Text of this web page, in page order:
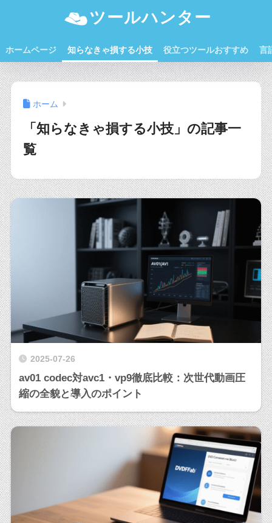
ツールハンター
ホームページ 知らなきゃ損する小技 役立つツールおすすめ 言
ホーム
「知らなきゃ損する小技」の記事一
覧
2025-07-26
av01 codec対avc1・vp9徹底比較：次世代動画圧
縮の全貌と導入のポイント